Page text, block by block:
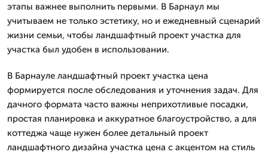
этапы важнее выполнить первыми. В Барнаул мы
учитываем не только эстетику, но и ежедневный сценарий
жизни семьи, чтобы ландшафтный проект участка для
участка был удобен в использовании.
В Барнауле ландшафтный проект участка цена
формируется после обследования и уточнения задач. Для
дачного формата часто важны неприхотливые посадки,
простая планировка и аккуратное благоустройство, а для
коттеджа чаще нужен более детальный проект
ландшафтного дизайна участка цена с акцентом на стиль